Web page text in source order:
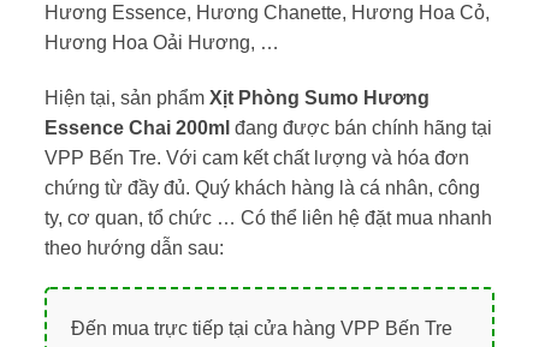
Hương Essence, Hương Chanette, Hương Hoa Cỏ,
Hương Hoa Oải Hương, …
Hiện tại, sản phẩm Xịt Phòng Sumo Hương
Essence Chai 200ml đang được bán chính hãng tại
VPP Bến Tre. Với cam kết chất lượng và hóa đơn
chứng từ đầy đủ. Quý khách hàng là cá nhân, công
ty, cơ quan, tổ chức … Có thể liên hệ đặt mua nhanh
theo hướng dẫn sau:
Đến mua trực tiếp tại cửa hàng VPP Bến Tre